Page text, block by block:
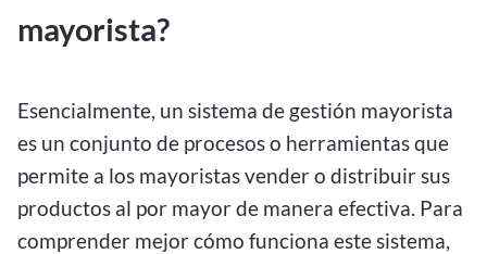
mayorista?
Esencialmente, un sistema de gestión mayorista
es un conjunto de procesos o herramientas que
permite a los mayoristas vender o distribuir sus
productos al por mayor de manera efectiva. Para
comprender mejor cómo funciona este sistema,